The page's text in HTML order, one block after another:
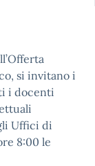
si invitano i
i docenti
Uffici di
8:00 le